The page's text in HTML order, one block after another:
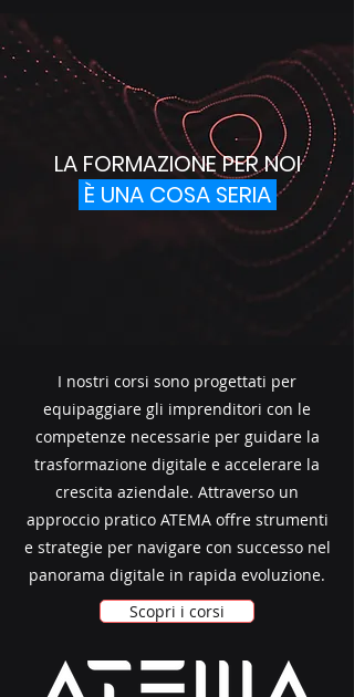
LA FORMAZIONE PER NOI
È UNA COSA SERIA
I nostri corsi sono progettati per
equipaggiare gli imprenditori con le
competenze necessarie per guidare la
trasformazione digitale e accelerare la
crescita aziendale. Attraverso un
approccio pratico ATEMA offre strumenti
e strategie per navigare con successo nel
panorama digitale in rapida evoluzione.
Scopri i corsi